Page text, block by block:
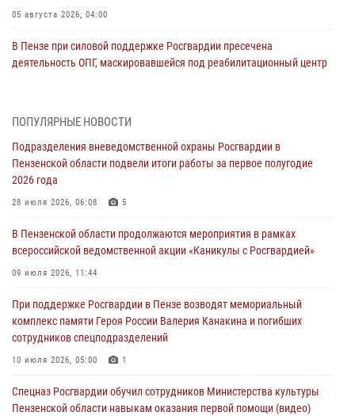
05 августа 2026, 04:00
В Пензе при силовой поддержке Росгвардии пресечена
деятельность ОПГ, маскировавшейся под реабилитационный центр
работы за первое полугодие 2026 года
Росгвардия обеспечила безопасность праздничных мероприятий в
В Пензе сотрудники Росгвардии задержали мужчину, который
дома
03 августа 2026, 05:59
Росгвардейцы Пензенской области отмечают 35-летие дежурной
03 августа 2026, 05:15
ПОПУЛЯРНЫЕ НОВОСТИ
Подразделения вневедомственной охраны Росгвардии в
Пензенской области подвели итоги работы за первое полугодие
2026 года
28 июля 2026, 06:08 5
В Пензенской области продолжаются мероприятия в рамках
всероссийской ведомственной акции «Каникулы с Росгвардией»
09 июля 2026, 11:44
При поддержке Росгвардии в Пензе возводят мемориальный
комплекс памяти Героя России Валерия Канакина и погибших
сотрудников спецподразделений
10 июля 2026, 05:00 1
Спецназ Росгвардии обучил сотрудников Министерства культуры
Пензенской области навыкам оказания первой помощи (видео)